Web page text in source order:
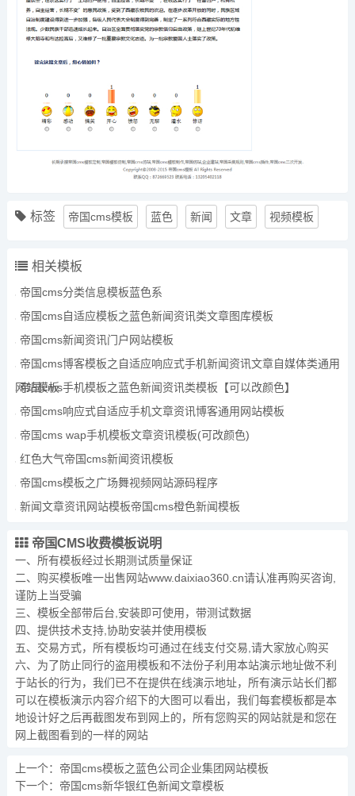
标签 帝国cms模板 蓝色 新闻 文章 视频模板
相关模板
帝国cms分类信息模板蓝色系
帝国cms自适应模板之蓝色新闻资讯类文章图库模板
帝国cms新闻资讯门户网站模板
帝国cms博客模板之自适应响应式手机新闻资讯文章自媒体类通用
网站模板
帝国cms手机模板之蓝色新闻资讯类模板【可以改颜色】
帝国cms响应式自适应手机文章资讯博客通用网站模板
帝国cms wap手机模板文章资讯模板(可改颜色)
红色大气帝国cms新闻资讯模板
帝国cms模板之广场舞视频网站源码程序
新闻文章资讯网站模板帝国cms橙色新闻模板
帝国CMS收费模板说明
一、所有模板经过长期测试质量保证
二、购买模板唯一出售网站www.daixiao360.cn请认准再购买咨询,
谨防上当受骗
三、模板全部带后台,安装即可使用，带测试数据
四、提供技术支持,协助安装并使用模板
五、交易方式，所有模板均可通过在线支付交易,请大家放心购买
六、为了防止同行的盗用模板和不法份子利用本站演示地址做不利
于站长的行为，我们已不在提供在线演示地址，所有演示站长们都
可以在模板演示内容介绍下的大图可以看出，我们每套模板都是本
地设计好之后再截图发布到网上的，所有您购买的网站就是和您在
网上截图看到的一样的网站
上一个： 帝国cms模板之蓝色公司企业集团网站模板
下一个： 帝国cms新华银红色新闻文章模板